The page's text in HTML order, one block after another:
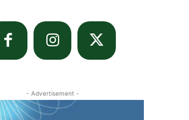
- Advertisement -